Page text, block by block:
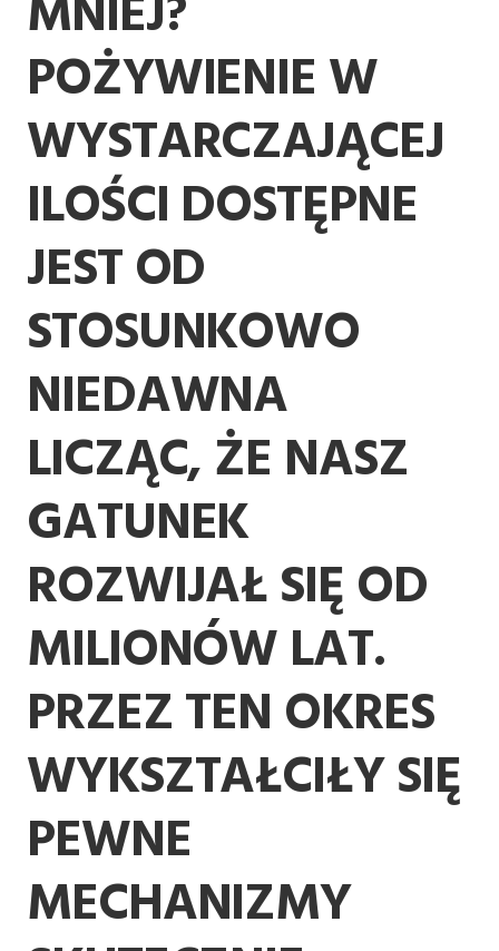
MNIEJ?
POŻYWIENIE W
WYSTARCZAJĄCEJ
ILOŚCI DOSTĘPNE
JEST OD
STOSUNKOWO
NIEDAWNA
LICZĄC, ŻE NASZ
GATUNEK
ROZWIJAŁ SIĘ OD
MILIONÓW LAT.
PRZEZ TEN OKRES
WYKSZTAŁCIŁY SIĘ
PEWNE
MECHANIZMY